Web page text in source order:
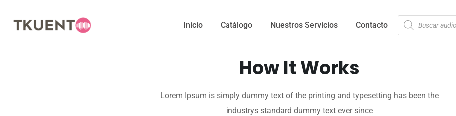
Inicio Catálogo Nuestros Servicios Contacto
How It Works
Lorem Ipsum is simply dummy text of the printing and typesetting has been the
industrys standard dummy text ever since